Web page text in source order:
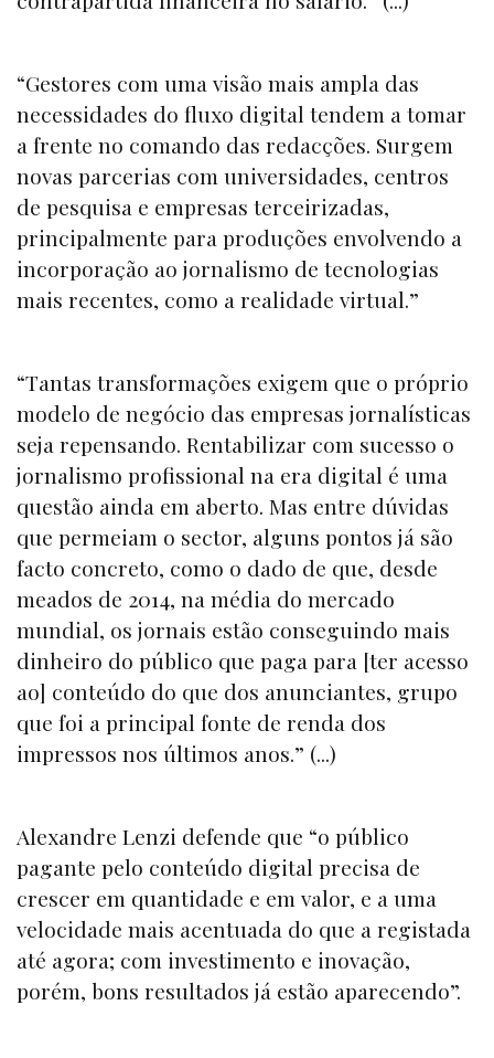
“Gestores com uma visão mais ampla das
necessidades do fluxo digital tendem a tomar
a frente no comando das redacções. Surgem
novas parcerias com universidades, centros
de pesquisa e empresas terceirizadas,
principalmente para produções envolvendo a
incorporação ao jornalismo de tecnologias
mais recentes, como a realidade virtual.”
“Tantas transformações exigem que o próprio
modelo de negócio das empresas jornalísticas
seja repensando. Rentabilizar com sucesso o
jornalismo profissional na era digital é uma
questão ainda em aberto. Mas entre dúvidas
que permeiam o sector, alguns pontos já são
facto concreto, como o dado de que, desde
meados de 2014, na média do mercado
mundial, os jornais estão conseguindo mais
dinheiro do público que paga para [ter acesso
ao] conteúdo do que dos anunciantes, grupo
que foi a principal fonte de renda dos
impressos nos últimos anos.” (...)
Alexandre Lenzi defende que “o público
pagante pelo conteúdo digital precisa de
crescer em quantidade e em valor, e a uma
velocidade mais acentuada do que a registada
até agora; com investimento e inovação,
porém, bons resultados já estão aparecendo”.